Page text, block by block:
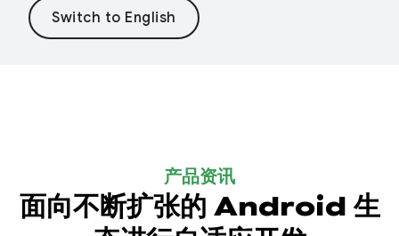
产品资讯
面向不断扩张的 Android 生